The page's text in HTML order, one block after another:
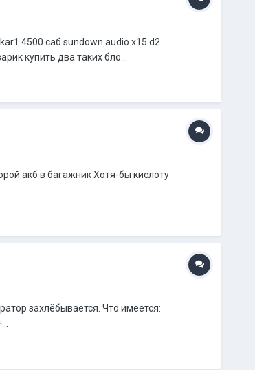
саб sundown audio x15 d2.
купить два таких бло...
акб в багажник Хотя-бы кислоту
захлёбывается. Что имеется: